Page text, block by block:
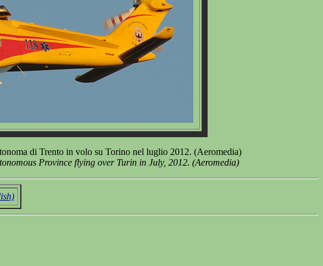
di Trento in volo su Torino nel luglio 2012. (Aeromedia)
Province flying over Turin in July, 2012. (Aeromedia)